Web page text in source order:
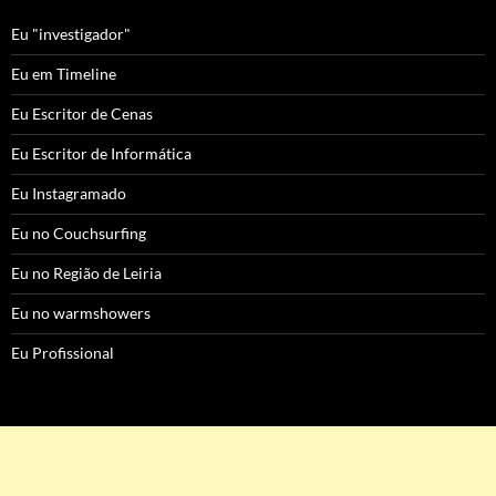
Eu "investigador"
Eu em Timeline
Eu Escritor de Cenas
Eu Escritor de Informática
Eu Instagramado
Eu no Couchsurfing
Eu no Região de Leiria
Eu no warmshowers
Eu Profissional